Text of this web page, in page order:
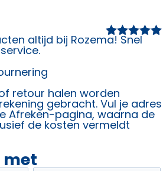
Waardering
altijd bij Rozema! Snel
retour halen worden
gebracht. Vul je adres
Afreken-pagina, waarna de
de kosten vermeldt
met